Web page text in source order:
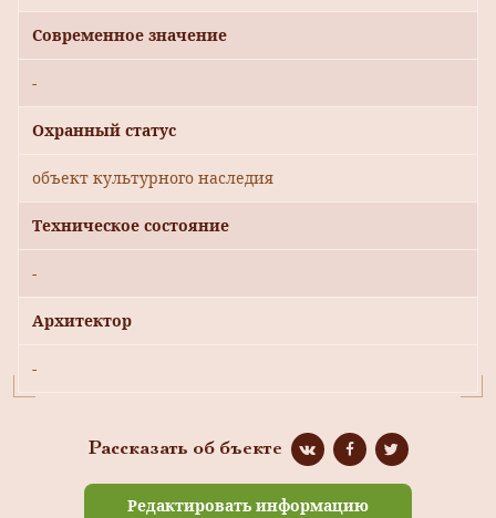
Современное значение
-
Охранный статус
объект культурного наследия
Техническое состояние
-
Архитектор
-
Рассказать об бъекте
Редактировать информацию